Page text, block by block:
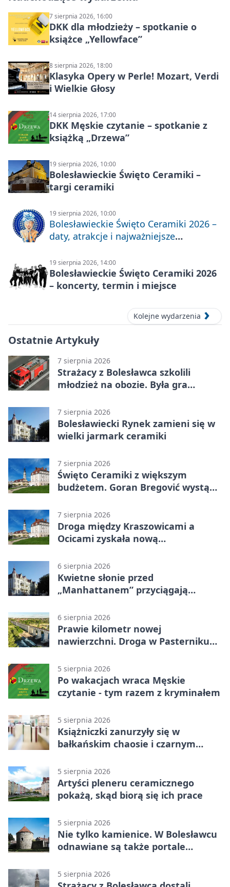
7 sierpnia 2026, 16:00
DKK dla młodzieży – spotkanie o
książce „Yellowface”
8 sierpnia 2026, 18:00
Klasyka Opery w Perle! Mozart, Verdi
i Wielkie Głosy
14 sierpnia 2026, 17:00
DKK Męskie czytanie – spotkanie z
książką „Drzewa”
19 sierpnia 2026, 10:00
Bolesławieckie Święto Ceramiki –
targi ceramiki
19 sierpnia 2026, 10:00
Bolesławieckie Święto Ceramiki 2026 –
daty, atrakcje i najważniejsze
19 sierpnia 2026, 14:00
Bolesławieckie Święto Ceramiki 2026
– koncerty, termin i miejsce
Kolejne wydarzenia
Ostatnie Artykuły
7 sierpnia 2026
Strażacy z Bolesławca szkolili
młodzież na obozie. Była gra
7 sierpnia 2026
Bolesławiecki Rynek zamieni się w
wielki jarmark ceramiki
7 sierpnia 2026
Święto Ceramiki z większym
budżetem. Goran Bregović wystąpi
7 sierpnia 2026
Droga między Kraszowicami a
Ocicami zyskała nową
6 sierpnia 2026
Kwietne słonie przed
„Manhattanem” przyciągają
6 sierpnia 2026
Prawie kilometr nowej
nawierzchni. Droga w Pasterniku
5 sierpnia 2026
Po wakacjach wraca Męskie
czytanie - tym razem z kryminałem
5 sierpnia 2026
Książniczki zanurzyły się w
bałkańskim chaosie i czarnym
5 sierpnia 2026
Artyści pleneru ceramicznego
pokażą, skąd biorą się ich prace
5 sierpnia 2026
Nie tylko kamienice. W Bolesławcu
odnawiane są także portale
5 sierpnia 2026